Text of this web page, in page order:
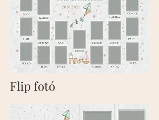
Flip fotó